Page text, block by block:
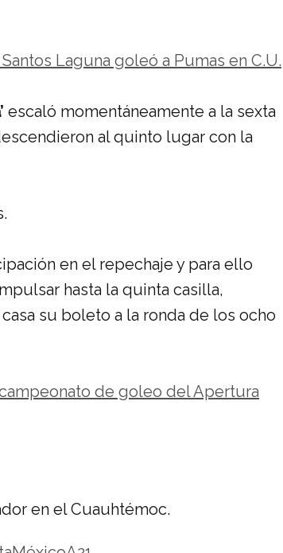
Laguna goleó a Pumas en C.U.
escaló momentáneamente a la sexta
al quinto lugar con la
en el repechaje y para ello
hasta la quinta casilla,
su boleto a la ronda de los ocho
de goleo del Apertura
en el Cuauhtémoc.